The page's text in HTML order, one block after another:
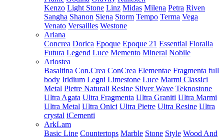
Kenzo Light Stone Linz Midas Milena Petra Riven
Sangha Shanon Siena Storm Tempo Terma Vega
Venato Versailles Westone
Ariana
Concrea Dorica Epoque Epoque 21 Essential Floralia
Futura Legend Luce Memento Mineral Nobile
Ariostea
Basaltina Con.Crea ConCrea Elementae Fragmenta full
body Iridium Legni Limestone Luce Marmi Classici
Metal Pietre Naturali Resine Silver Wave Teknostone
Ultra Agata Ultra Fragmenta Ultra Graniti Ultra Marmi
Ultra Metal Ultra Onici Ultra Pietre Ultra Resine Ultra
crystal iCementi
ArkLam
Basic Line Countertops Marble Stone Style Wood And